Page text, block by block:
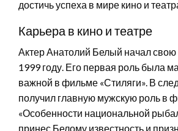
достичь успеха в мире кино и
Карьера в кино и театре
Актер Анатолий Белый начал свою
1999 году. Его первая роль была
важной в фильме «Стиляги». В
получил главную мужскую роль в
«Особенности национальной
принес Белому известность и